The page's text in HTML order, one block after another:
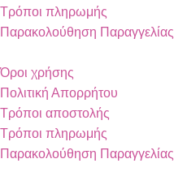
Τρόποι πληρωμής
Παρακολούθηση Παραγγελίας
Όροι χρήσης
Πολιτική Απορρήτου
Τρόποι αποστολής
Τρόποι πληρωμής
Παρακολούθηση Παραγγελίας